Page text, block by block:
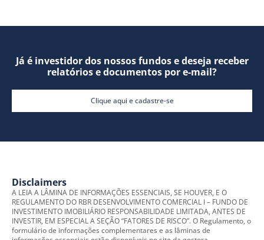
Já é investidor dos nossos fundos e deseja receber
relatórios e documentos por e-mail?
Clique aqui e cadastre-se
Disclaimers
A LEIA A LÂMINA DE INFORMAÇÕES ESSENCIAIS, SE HOUVER, E O
REGULAMENTO DO RBR DESENVOLVIMENTO COMERCIAL I – FUNDO DE
INVESTIMENTO IMOBILIÁRIO RESPONSABILIDADE LIMITADA, ANTES DE
INVESTIR, EM ESPECIAL A SEÇÃO “FATORES DE RISCO”. O Regulamento, o
formulário de informações complementares e as lâminas de